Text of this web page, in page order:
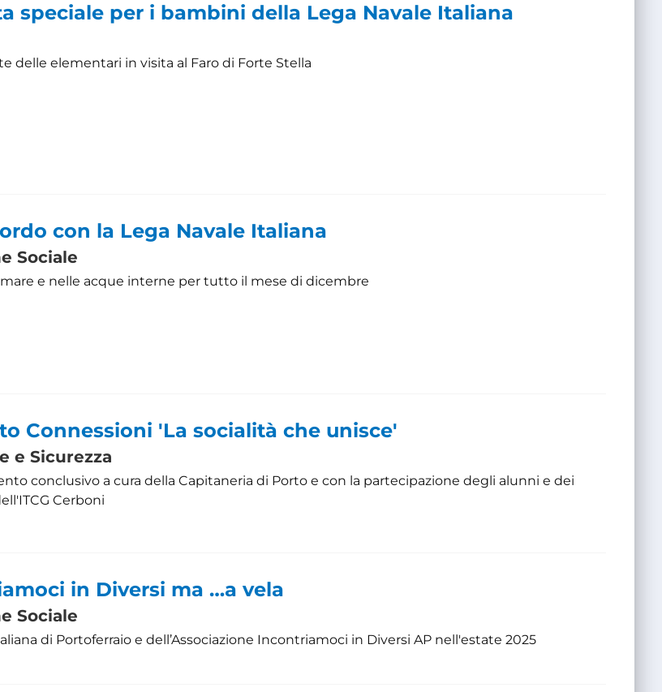
speciale per i bambini della Lega Navale Italiana
delle elementari in visita al Faro di Forte Stella
con la Lega Navale Italiana
Sociale
e nelle acque interne per tutto il mese di dicembre
Connessioni 'La socialità che unisce'
e Sicurezza
conclusivo a cura della Capitaneria di Porto e con la partecipazione degli alunni e dei
Cerboni
in Diversi ma …a vela
Sociale
di Portoferraio e dell’Associazione Incontriamoci in Diversi AP nell'estate 2025